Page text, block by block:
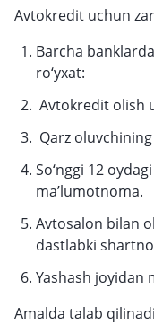
Avtokredit uchun
Barcha
ro‘yxat:
Avtokredit olish
Qarz
So‘nggi 12
ma’lumotnoma.
Avtosalon bilan
dastlabki
Yashash joyidan
Amalda talab